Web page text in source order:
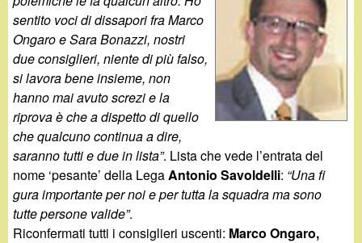
n
d
i
n
o
.
e
r
c
a
sentito voci di dissapori fra Marco
Ongaro e Sara Bonazzi, nostri
due consiglieri, niente di più falso,
si lavora bene insieme, non
hanno mai avuto screzi e la
riprova è che a dispetto di quello
che qualcuno continua a dire,
saranno tutti e due in lista”. Lista che vede l’entrata del
nome ‘pesante’ della LegaAntonio Savoldelli: “Una fi
gura importante per noi e per tutta la squadra ma sono
tutte persone valide”.
Riconfermati tutti i consiglieri uscenti: Marco Ongaro,